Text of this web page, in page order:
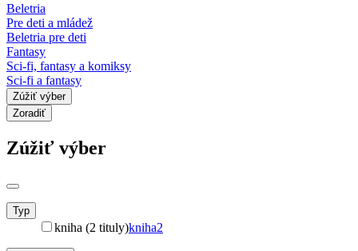
Beletria
Pre deti a mládež
Beletria pre deti
Fantasy
Sci-fi, fantasy a komiksy
Sci-fi a fantasy
Zúžiť výber
Zoradiť
Zúžiť výber
Typ
kniha (2 tituly)kniha2